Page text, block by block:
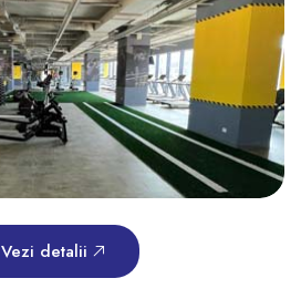
Vezi detalii